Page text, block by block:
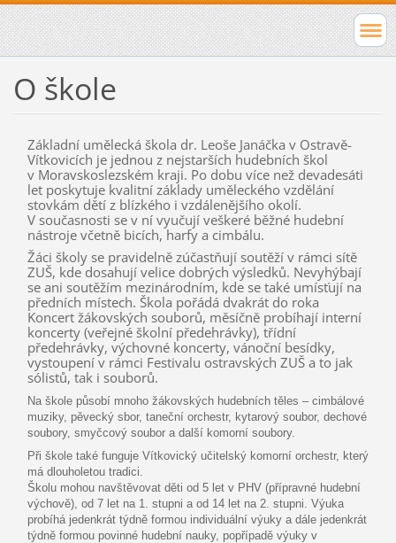
O škole
Základní umělecká škola dr. Leoše Janáčka v Ostravě-
Vítkovicích je jednou z nejstarších hudebních škol
v Moravskoslezském kraji. Po dobu více než devadesáti
let poskytuje kvalitní základy uměleckého vzdělání
stovkám dětí z blízkého i vzdálenějšího okolí.
V současnosti se v ní vyučují veškeré běžné hudební
nástroje včetně bicích, harfy a cimbálu.
Žáci školy se pravidelně zúčastňují soutěží v rámci sítě
ZUŠ, kde dosahují velice dobrých výsledků. Nevyhýbají
se ani soutěžím mezinárodním, kde se také umísťují na
předních místech. Škola pořádá dvakrát do roka
Koncert žákovských souborů, měsíčně probíhají interní
koncerty (veřejné školní předehrávky), třídní
předehrávky, výchovné koncerty, vánoční besídky,
vystoupení v rámci Festivalu ostravských ZUŠ a to jak
sólistů, tak i souborů.
Na škole působí mnoho žákovských hudebních těles – cimbálové
muziky, pěvecký sbor, taneční orchestr, kytarový soubor, dechové
soubory, smyčcový soubor a další komorní soubory.
Při škole také funguje Vítkovický učitelský komorní orchestr, který
má dlouholetou tradici.
Školu mohou navštěvovat děti od 5 let v PHV (přípravné hudební
výchově), od 7 let na 1. stupni a od 14 let na 2. stupni. Výuka
probíhá jedenkrát týdně formou individuální výuky a dále jedenkrát
týdně formou povinné hudební nauky, popřípadě výuky v